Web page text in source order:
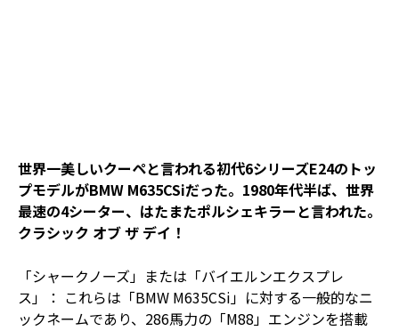
世界一美しいクーペと言われる初代6シリーズE24のトッ
プモデルがBMW M635CSiだった。1980年代半ば、世界
最速の4シーター、はたまたポルシェキラーと言われた。
クラシック オブ ザ デイ！
「シャークノーズ」または「バイエルンエクスプレ
ス」： これらは「BMW M635CSi」に対する一般的なニ
ックネームであり、286馬力の「M88」エンジンを搭載